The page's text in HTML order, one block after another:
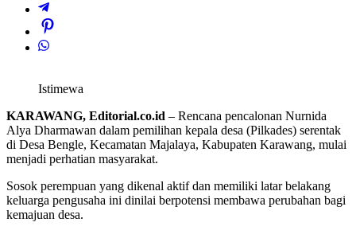
Istimewa
KARAWANG, Editorial.co.id – Rencana pencalonan Nurnida
Alya Dharmawan dalam pemilihan kepala desa (Pilkades) serentak
di Desa Bengle, Kecamatan Majalaya, Kabupaten Karawang, mulai
menjadi perhatian masyarakat.
Sosok perempuan yang dikenal aktif dan memiliki latar belakang
keluarga pengusaha ini dinilai berpotensi membawa perubahan bagi
kemajuan desa.